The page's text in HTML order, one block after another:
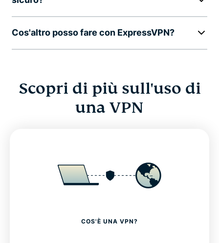
Cos'altro posso fare con ExpressVPN?
Scopri di più sull'uso di
una VPN
COS'È UNA VPN?